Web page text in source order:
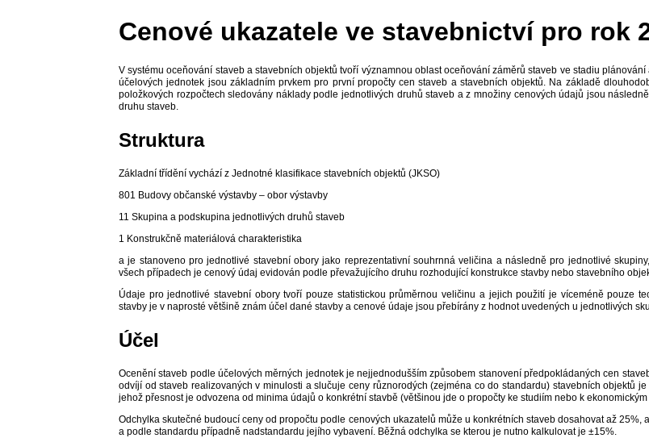
Cenové ukazatele ve stavebnictví pro rok
V systému oceňování staveb a stavebních objektů tvoří významnou oblast oceňování záměrů staveb ve stadiu
účelových jednotek jsou základním prvkem pro první propočty cen staveb a stavebních objektů. Na základě
položkových rozpočtech sledovány náklady podle jednotlivých druhů staveb a z množiny cenových údajů jsou
druhu staveb.
Struktura
Základní třídění vychází z Jednotné klasifikace stavebních objektů (JKSO)
801 Budovy občanské výstavby – obor výstavby
11 Skupina a podskupina jednotlivých druhů staveb
1 Konstrukčně materiálová charakteristika
a je stanoveno pro jednotlivé stavební obory jako reprezentativní souhrnná veličina a následně pro jednotlivé
všech případech je cenový údaj evidován podle převažujícího druhu rozhodující konstrukce stavby nebo stavebního
Údaje pro jednotlivé stavební obory tvoří pouze statistickou průměrnou veličinu a jejich použití je víceméně pouze
stavby je v naprosté většině znám účel dané stavby a cenové údaje jsou přebírány z hodnot uvedených u jednotlivých
Účel
Ocenění staveb podle účelových měrných jednotek je nejjednodušším způsobem stanovení předpokládaných cen
odvíjí od staveb realizovaných v minulosti a slučuje ceny různorodých (zejména co do standardu) stavebních objektů
jehož přesnost je odvozena od minima údajů o konkrétní stavbě (většinou jde o propočty ke studiím nebo k ekonomickým
Odchylka skutečné budoucí ceny od propočtu podle cenových ukazatelů může u konkrétních staveb dosahovat až
a podle standardu případně nadstandardu jejího vybavení. Běžná odchylka se kterou je nutno kalkulovat je ±15%.